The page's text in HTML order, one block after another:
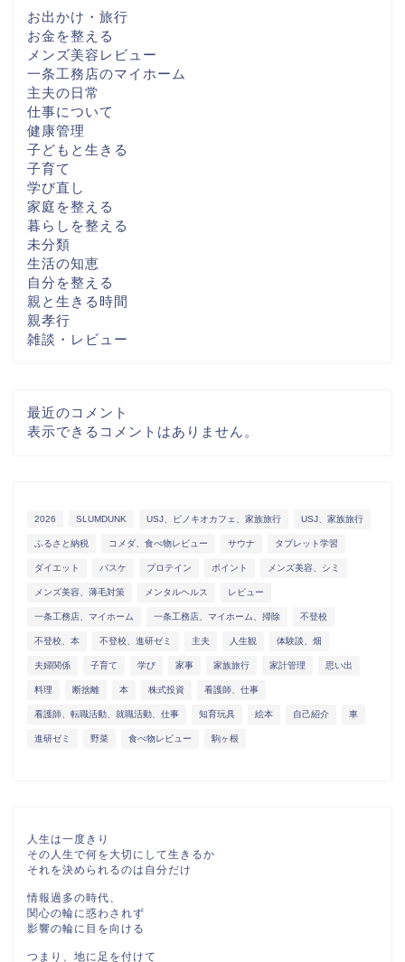
お出かけ・旅行
お金を整える
メンズ美容レビュー
一条工務店のマイホーム
主夫の日常
仕事について
健康管理
子どもと生きる
子育て
学び直し
家庭を整える
暮らしを整える
未分類
生活の知恵
自分を整える
親と生きる時間
親孝行
雑談・レビュー
最近のコメント
表示できるコメントはありません。
2026 SLUMDUNK USJ、ピノキオカフェ、家族旅行 USJ、家族旅行
ふるさと納税 コメダ、食べ物レビュー サウナ タブレット学習
ダイエット バスケ プロテイン ポイント メンズ美容、シミ
メンズ美容、薄毛対策 メンタルヘルス レビュー
一条工務店、マイホーム 一条工務店、マイホーム、掃除 不登校
不登校、本 不登校、進研ゼミ 主夫 人生観 体験談、畑
夫婦関係 子育て 学び 家事 家族旅行 家計管理 思い出
料理 断捨離 本 株式投資 看護師、仕事
看護師、転職活動、就職活動、仕事 知育玩具 絵本 自己紹介 車
進研ゼミ 野菜 食べ物レビュー 駒ヶ根
人生は一度きり
その人生で何を大切にして生きるか
それを決められるのは自分だけ
情報過多の時代、
関心の輪に惑わされず
影響の輪に目を向ける
つまり、地に足を付けて